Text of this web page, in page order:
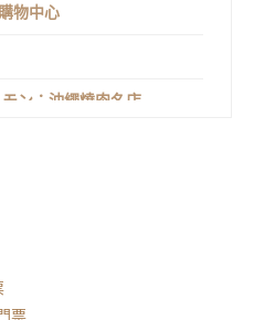
物中心
ン：沖繩燒肉名店
岩板上烤得滋滋作響
鮮的魚
藏咖啡廳
Factory：美式鬆
票